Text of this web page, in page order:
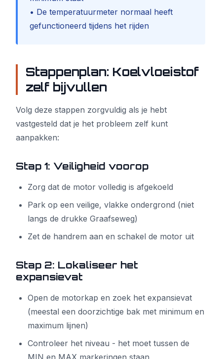
• De temperatuurmeter normaal heeft
gefunctioneerd tijdens het rijden
Stappenplan: Koelvloeistof
zelf bijvullen
Volg deze stappen zorgvuldig als je hebt
vastgesteld dat je het probleem zelf kunt
aanpakken:
Stap 1: Veiligheid voorop
Zorg dat de motor volledig is afgekoeld
Park op een veilige, vlakke ondergrond (niet
langs de drukke Graafseweg)
Zet de handrem aan en schakel de motor uit
Stap 2: Lokaliseer het
expansievat
Open de motorkap en zoek het expansievat
(meestal een doorzichtige bak met minimum en
maximum lijnen)
Controleer het niveau - het moet tussen de
MIN en MAX markeringen staan